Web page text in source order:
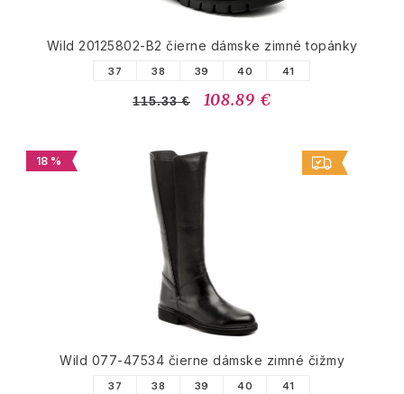
Wild 20125802-B2 čierne dámske zimné topánky
37 38 39 40 41
115.33 € 108.89 €
18 %
Wild 077-47534 čierne dámske zimné čižmy
37 38 39 40 41